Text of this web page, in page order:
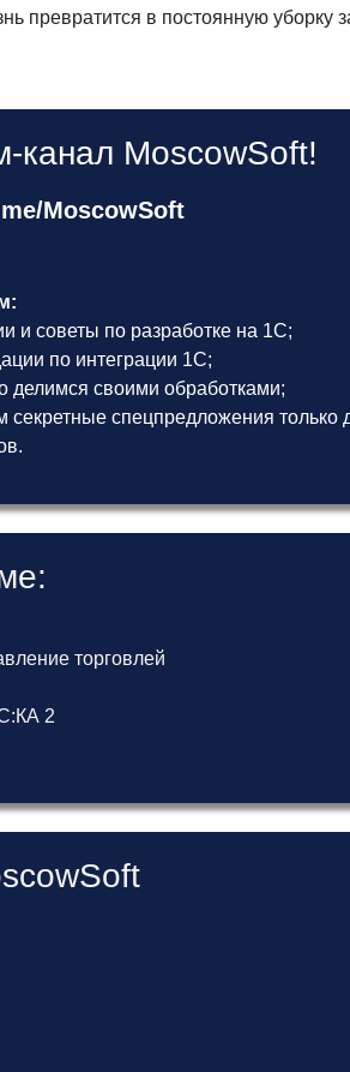
превратится в постоянную
канал MoscowSoft!
MoscowSoft
и советы по разработке на 1С;
по интеграции 1С;
делимся своими обработками;
секретные спецпредложения только
торговлей
2